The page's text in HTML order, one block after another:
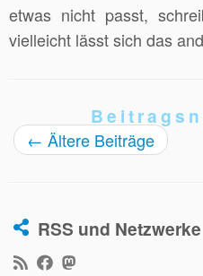
etwas nicht passt,
vielleicht lässt sich das
← Ältere Beiträge
RSS und Netzwerke